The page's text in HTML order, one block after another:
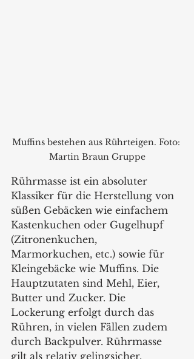
Muffins bestehen aus Rührteigen. Foto:
Martin Braun Gruppe
Rührmasse ist ein absoluter
Klassiker für die Herstellung von
süßen Gebäcken wie einfachem
Kastenkuchen oder Gugelhupf
(Zitronenkuchen,
Marmorkuchen, etc.) sowie für
Kleingebäcke wie Muffins. Die
Hauptzutaten sind Mehl, Eier,
Butter und Zucker. Die
Lockerung erfolgt durch das
Rühren, in vielen Fällen zudem
durch Backpulver. Rührmasse
gilt als relativ gelingsicher,